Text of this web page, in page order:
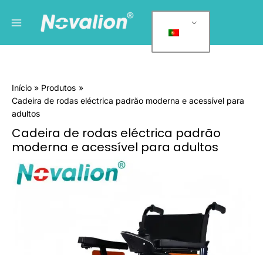
para
conteúdo
principal
a
o
r
a
Início
Produtos
Cadeira de rodas eléctrica padrão moderna e acessível para
adultos
Cadeira de rodas eléctrica padrão
moderna e acessível para adultos
Quantidade
de
Affordable